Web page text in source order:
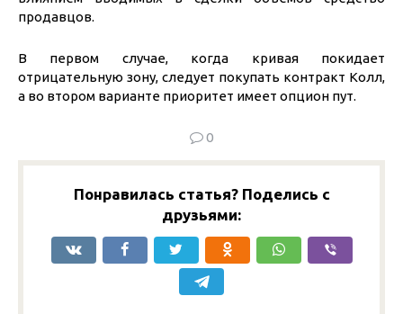
продавцов.
В первом случае, когда кривая покидает
отрицательную зону, следует покупать контракт Колл,
а во втором варианте приоритет имеет опцион пут.
0
Понравилась статья? Поделись с
друзьями: